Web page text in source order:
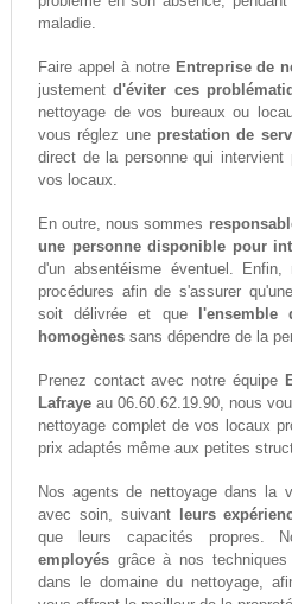
maladie.
Faire appel à notre Entreprise de
justementd'éviter ces
nettoyage de vos bureaux ou
vous réglez une prestation de
direct de la personne qui intervient
vos locaux.
En outre, nous sommes
une personne disponible pour
d'un absentéisme éventuel.
procédures afin de s'assurer
soit délivrée et que
homogènessans dépendre de la
Prenez contact avec notre équipe
Lafrayeau 06.60.62.19.90, nous
nettoyage complet de vos locaux
prix adaptés même aux petites
Nos agents de nettoyage dans la
avec soin, suivant
leurs
que leurs capacités propres.
employésgrâce à nos techniques
dans le domaine du nettoyage,